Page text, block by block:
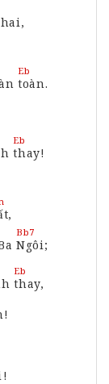
hai,
Eb
toàn.
Eb
thay!
Bb7
Ngôi;
Eb
thay,
!